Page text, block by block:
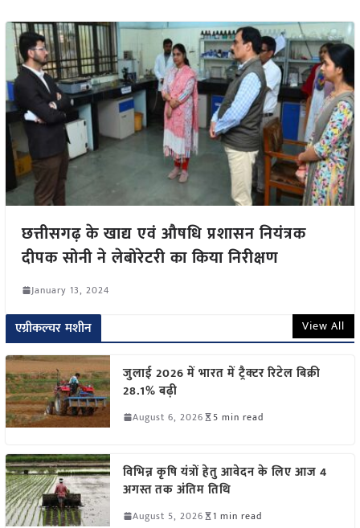
छत्तीसगढ़ के खाद्य एवं औषधि प्रशासन नियंत्रक
दीपक सोनी ने लेबोरेटरी का किया निरीक्षण
January 13, 2024
एग्रीकल्चर मशीन View All
जुलाई 2026 में भारत में ट्रैक्टर रिटेल बिक्री
28.1% बढ़ी
August 6, 2026 5 min read
विभिन्न कृषि यंत्रों हेतु आवेदन के लिए आज 4
अगस्त तक अंतिम तिथि
August 5, 2026 1 min read